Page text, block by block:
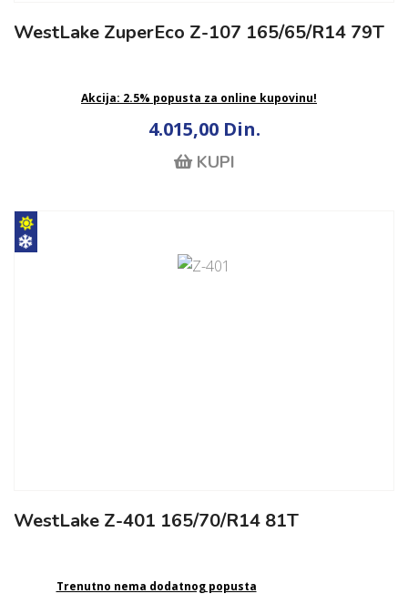
WestLake ZuperEco Z-107 165/65/R14 79T
Akcija: 2.5% popusta za online kupovinu!
4.015,00 Din.
KUPI
WestLake Z-401 165/70/R14 81T
Trenutno nema dodatnog popusta